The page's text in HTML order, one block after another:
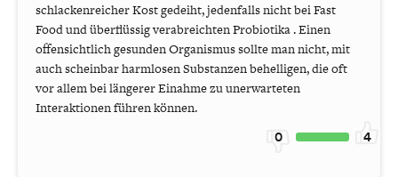
schlackenreicher Kost gedeiht, jedenfalls nicht bei Fast
Food und überflüssig verabreichten Probiotika . Einen
offensichtlich gesunden Organismus sollte man nicht, mit
auch scheinbar harmlosen Substanzen behelligen, die oft
vor allem bei längerer Einahme zu unerwarteten
Interaktionen führen können.
0 4